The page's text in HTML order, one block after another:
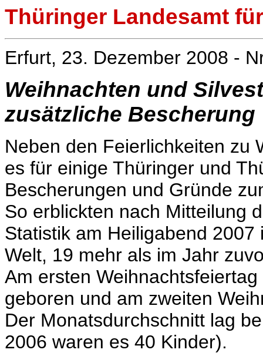
Thüringer Landesamt
Erfurt, 23. Dezember 2008 -
Weihnachten und
zusätzliche Bescherung
Neben den Feierlichkeiten zu
es für einige Thüringer und
Bescherungen und Gründe
So erblickten nach Mitteilung
Statistik am Heiligabend
Welt, 19 mehr als im Jahr
Am ersten
geboren und am zweiten
Der Monatsdurchschnitt lag
2006 waren es 40 Kinder).